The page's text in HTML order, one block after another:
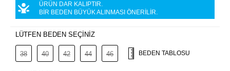
ÜRÜN DAR KALIPTIR.
BİR BEDEN BÜYÜK ALINMASI ÖNERİLİR.
LÜTFEN BEDEN SEÇİNİZ
38 40 42 44 46 BEDEN TABLOSU